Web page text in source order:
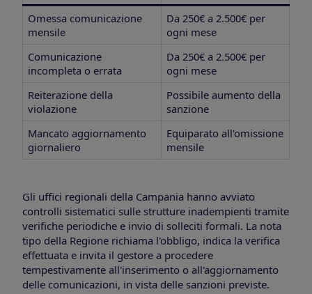
Omessa comunicazione
mensile
Da 250€ a 2.500€ per
ogni mese
Comunicazione
incompleta o errata
Da 250€ a 2.500€ per
ogni mese
Reiterazione della
violazione
Possibile aumento della
sanzione
Mancato aggiornamento
giornaliero
Equiparato all'omissione
mensile
Gli uffici regionali della Campania hanno avviato
controlli sistematici sulle strutture inadempienti tramite
verifiche periodiche e invio di solleciti formali. La nota
tipo della Regione richiama l'obbligo, indica la verifica
effettuata e invita il gestore a procedere
tempestivamente all'inserimento o all'aggiornamento
delle comunicazioni, in vista delle sanzioni previste.